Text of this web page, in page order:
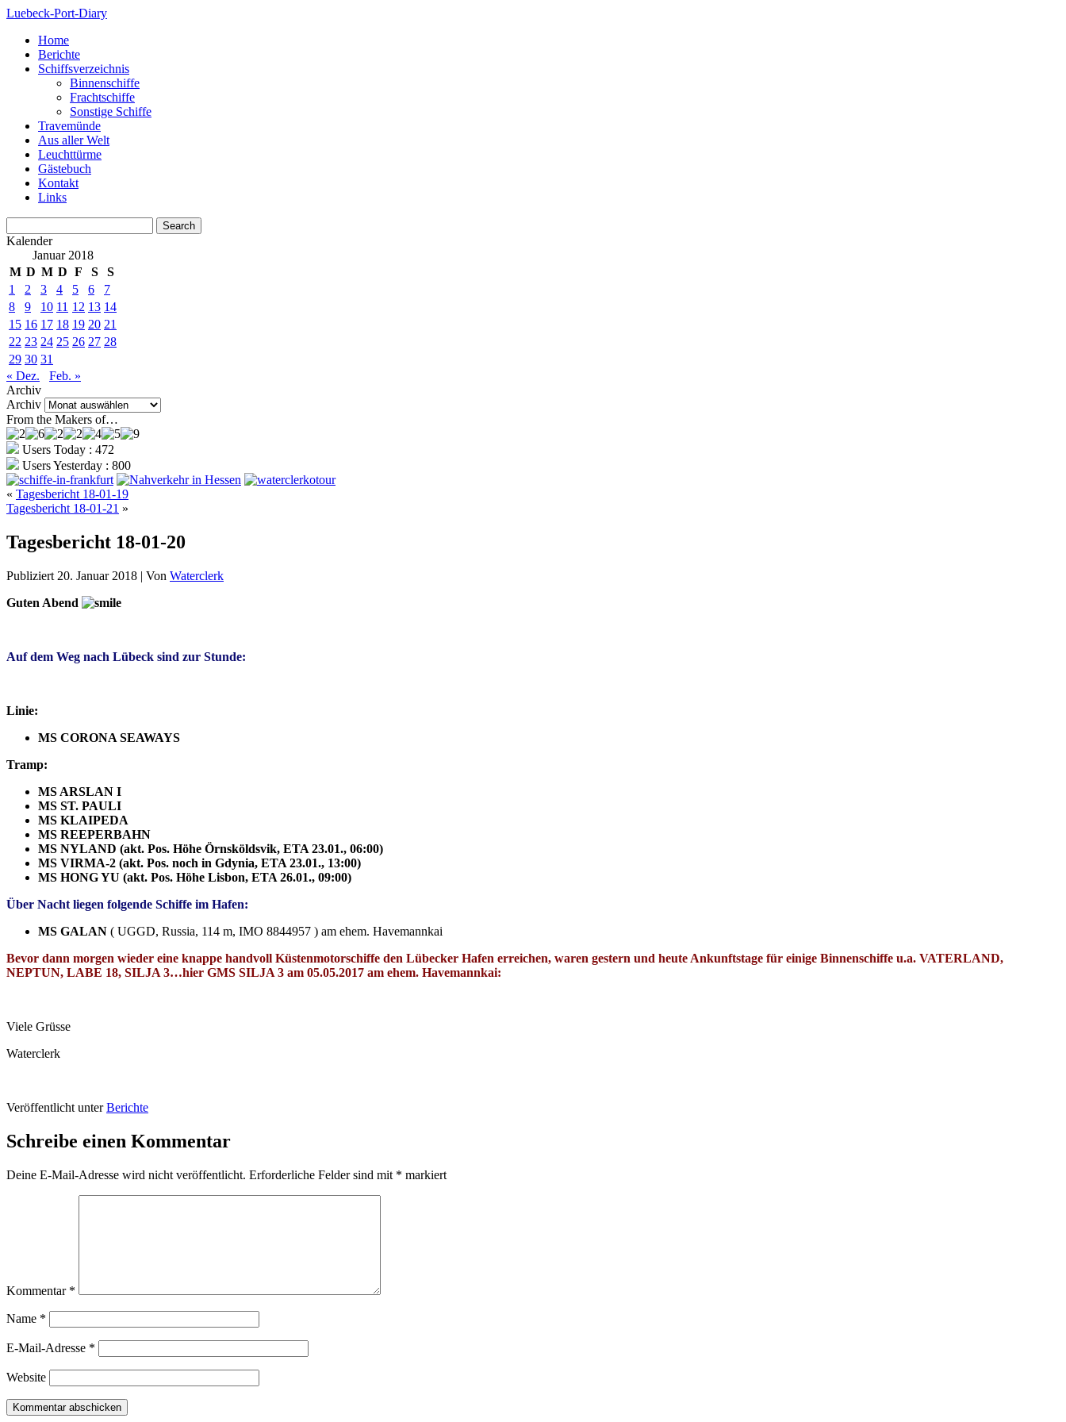
Luebeck-Port-Diary
Home
Berichte
Schiffsverzeichnis
Binnenschiffe
Frachtschiffe
Sonstige Schiffe
Travemünde
Aus aller Welt
Leuchttürme
Gästebuch
Kontakt
Links
Kalender
Januar 2018
M D M D F S
S
1
2 3 4 5 6
7
8
9 10 11 12 13 14
15 16 17 18 19 20 21
22 23 24 25 26 27 28
29 30 31
« Dez.
Feb. »
Archiv
Archiv
From the Makers of…
Users Today : 472
Users Yesterday : 800
« Tagesbericht 18-01-19
Tagesbericht 18-01-21 »
Tagesbericht 18-01-20
Publiziert 20. Januar 2018 | Von Waterclerk
Guten Abend
Auf dem Weg nach Lübeck sind zur Stunde:
Linie:
MS CORONA SEAWAYS
Tramp:
MS ARSLAN I
MS ST. PAULI
MS KLAIPEDA
MS REEPERBAHN
MS NYLAND (akt. Pos. Höhe Örnsköldsvik, ETA 23.01., 06:00)
MS VIRMA-2 (akt. Pos. noch in Gdynia, ETA 23.01., 13:00)
MS HONG YU (akt. Pos. Höhe Lisbon, ETA 26.01., 09:00)
Über Nacht liegen folgende Schiffe im Hafen:
MS GALAN ( UGGD, Russia, 114 m, IMO 8844957 ) am ehem. Havemannkai
Bevor dann morgen wieder eine knappe handvoll Küstenmotorschiffe den Lübecker Hafen erreichen, waren gestern und heute Ankunftstage für einige Binnenschiffe u.a. VATERLAND,
NEPTUN, LABE 18, SILJA 3…hier GMS SILJA 3 am 05.05.2017 am ehem. Havemannkai:
Viele Grüsse
Waterclerk
Veröffentlicht unter Berichte
Schreibe einen Kommentar
Deine E-Mail-Adresse wird nicht veröffentlicht. Erforderliche Felder sind mit * markiert
Kommentar *
Name *
E-Mail-Adresse *
Website